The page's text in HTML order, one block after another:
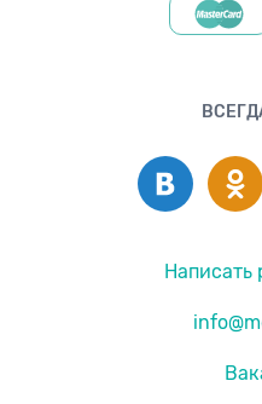
Написать